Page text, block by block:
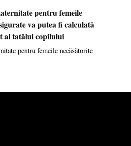
pentru femeile
va putea fi calculată
al tatălui copilului
pentru femeile necăsătorite